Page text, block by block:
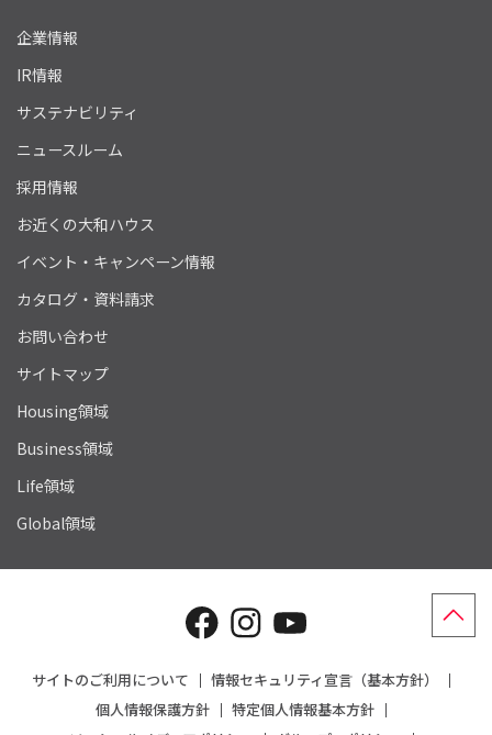
企業情報
IR情報
サステナビリティ
ニュースルーム
採用情報
お近くの大和ハウス
イベント・キャンペーン情報
カタログ・資料請求
お問い合わせ
サイトマップ
Housing領域
Business領域
Life領域
Global領域
サイトのご利用について
情報セキュリティ宣言（基本方針）
個人情報保護方針
特定個人情報基本方針